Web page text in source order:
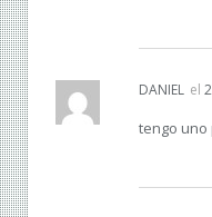
DANIEL el
tengo uno